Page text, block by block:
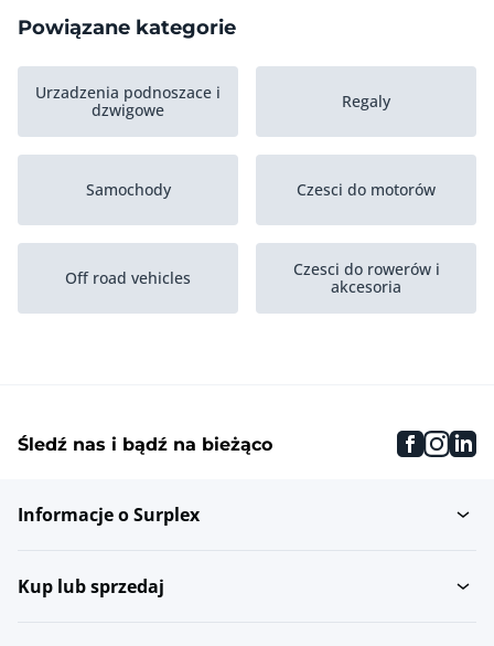
Powiązane kategorie
Urzadzenia podnoszace i
dzwigowe
Regaly
Samochody Czesci do motorów
Off road vehicles
Czesci do rowerów i
akcesoria
Transport bliski i
Lotnictwo
Śledź nas i bądź na bieżąco
Informacje o Surplex
Kup lub sprzedaj